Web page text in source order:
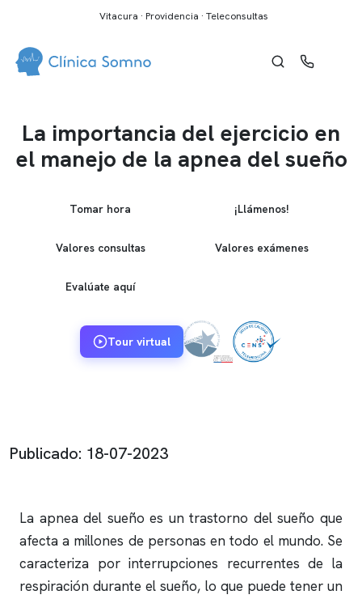
Vitacura · Providencia · Teleconsultas
La importancia del ejercicio en
el manejo de la apnea del sueño
Tomar hora ¡Llámenos!
Valores consultas Valores exámenes
Evalúate aquí
Tour virtual
Publicado: 18-07-2023
La apnea del sueño es un trastorno del sueño que
afecta a millones de personas en todo el mundo. Se
caracteriza por interrupciones recurrentes de la
respiración durante el sueño, lo que puede tener un